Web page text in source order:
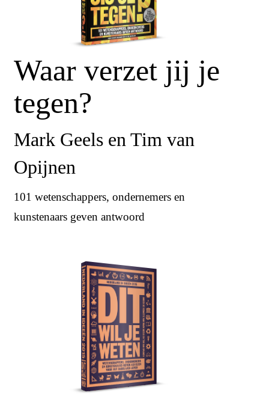
Waar verzet jij je
tegen?
Mark Geels en Tim van
Opijnen
101 wetenschappers, ondernemers en
kunstenaars geven antwoord